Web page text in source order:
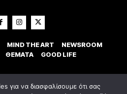
MIND THE ART
NEWSROOM
ΘΕΜΑΤΑ GOOD LIFE
για να διασφαλίσουμε ότι σας